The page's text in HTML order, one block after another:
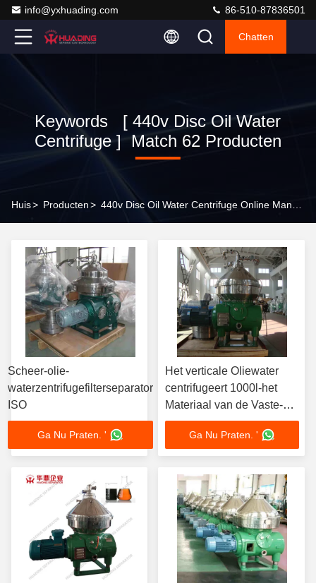
info@yxhuading.com 86-510-87836501
Chatten
Keywords [ 440v Disc Oil Water
Centrifuge ] Match 62 Producten
Huis> Producten>
Scheer-olie-
waterzentrifugefilterseparator
ISO
Ga Nu Praten. '
Het verticale Oliewater
centrifugeert 1000l-het
Materiaal van de Vaste-
vloeibare stofscheiding
Ga Nu Praten. '